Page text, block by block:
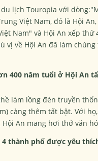
lịch Touropia với
Việt Nam, đó là Hội
Nam" và Hội An xếp
vị về Hội An đã làm
400 năm tuổi ở Hội An
làm lồng đèn truyền
càng thêm tất bật. Với
An mang hơi thở văn
thành phố được yêu